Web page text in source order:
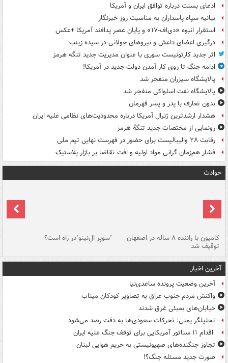
ادعای بسنت درباره توافق ایران و آمریکا
بیانیه سپاه پاسداران به مناسبت روز خبرنگار
استقرار انبوه «دی‌اف‑۱۷» و پایان عصر پدافند آمریکا +عکس
درگیری اعضای داعش و نیروهای جولانی در سیده زینب
اثر جدید کارتونیست سوری با عنوان مدیریت جدید تنگه هرمز
ادامه جنگ تا روی کار آمدن دولت جدید در آمریکا!
پالایشگاه سیزران منفجر شد
پالایشگاه نفت اسلواکی منفجر شد
بدون تعارف با پدر و پسر قهرمان
هشدار ارشدترین ژنرال آمریکا درباره محدودیت‌های نظامی علیه ایران
رونمایی از مختصات جدید تنگۀ هرمز
رقابت ۲۸ والیبالیست برای حضور در فهرست نهایی تیم ملی
فشار هم‌زمان گرانی مواد اولیه و افت تقاضا بر بازار پلاستیک
حوادث
کامیون با راننده ۸ ساله در اصفهان
توقیف شد
"سوپر ال‌نینو"در راه است؟
آخرین اخبار
آخرین وضعیت پرونده ساعدی‌نیا
واکنش مردم جنوب عراق به تصاویر کودکان میناب
خیابان‌های بمبئی غرق شدند
تحلیلگر یمنی: تحرکات سعودی‌ها به دقت رصد می‌شود
اقدام ۱۱ سناتور آمریکایی برای توقف جنگ علیه ایران
تجاوز جنگنده‌های صهیونیستی به حریم هوایی لبنان
صورت جدید مسئله جنگ؟!